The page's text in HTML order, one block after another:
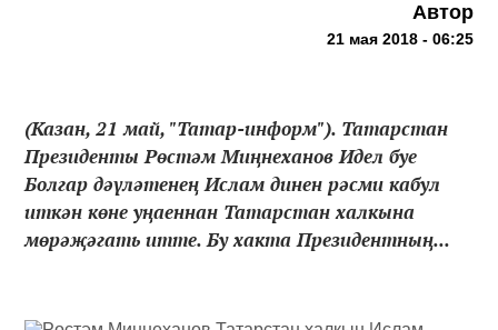
Автор
21 мая 2018 - 06:25
(Казан, 21 май, "Татар-информ"). Татарстан
Президенты Рөстәм Миңнеханов Идел буе
Болгар дәүләтенең Ислам динен рәсми кабул
иткән көне уңаеннан Татарстан халкына
мөрәҗәгать итте. Бу хакта Президентның...